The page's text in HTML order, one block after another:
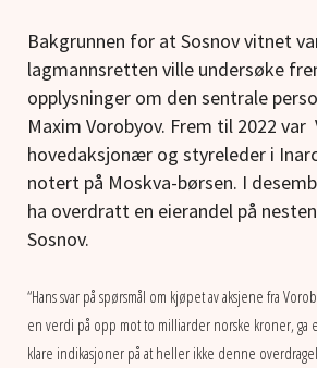
Bakgrunnen for at Sosnov vitnet
lagmannsretten ville undersøke
opplysninger om den sentrale
Maxim Vorobyov. Frem til 2022 var
hovedaksjonær og styreleder i
notert på Moskva-børsen. I
ha overdratt en eierandel på
Sosnov.
“Hans svar på spørsmål om kjøpet av aksjene fra
en verdi på opp mot to milliarder norske kroner, ga
klare indikasjoner på at heller ikke denne